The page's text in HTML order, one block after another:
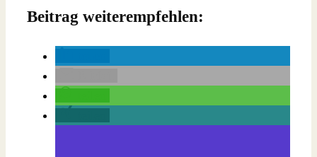
Beitrag weiterempfehlen: